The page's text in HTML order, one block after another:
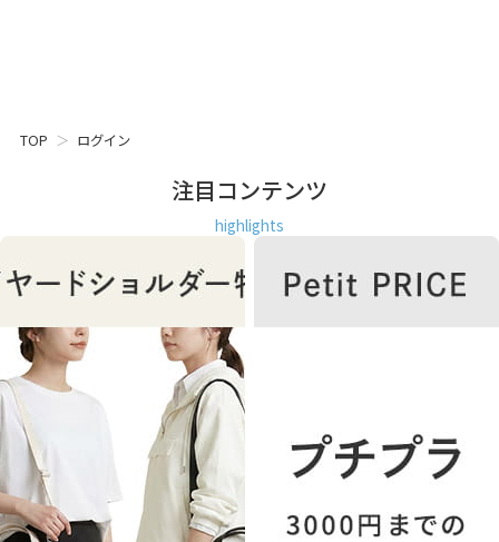
TOP ログイン
注目コンテンツ
highlights